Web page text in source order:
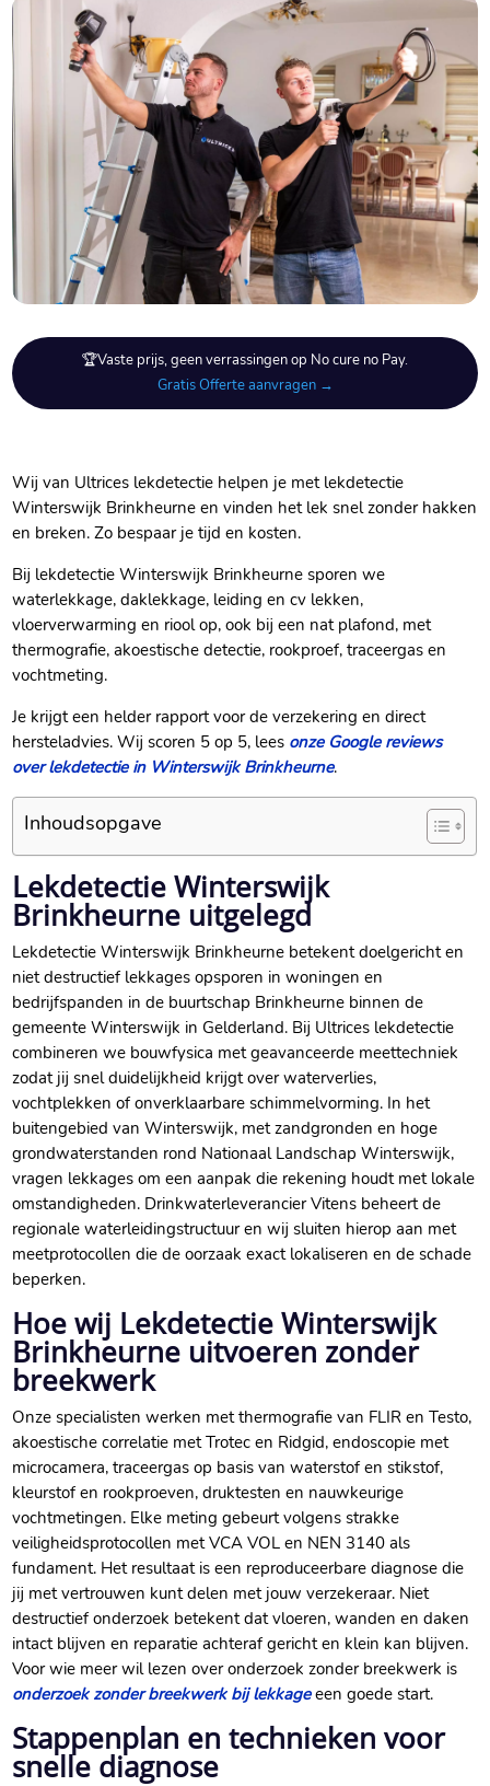
🏆Vaste prijs, geen verrassingen op No cure no Pay.
Gratis Offerte aanvragen →
Wij van Ultrices lekdetectie helpen je met lekdetectie
Winterswijk Brinkheurne en vinden het lek snel zonder hakken
en breken.​ Zo bespaar je tijd en kosten.​
Bij lekdetectie Winterswijk Brinkheurne sporen we
waterlekkage, daklekkage, leiding en cv lekken,
vloerverwarming en riool op, ook bij een nat plafond, met
thermografie, akoestische detectie, rookproef, traceergas en
vochtmeting.​
Je krijgt een helder rapport voor de verzekering en direct
hersteladvies.​ Wij scoren 5 op 5, lees onze Google reviews
over lekdetectie in Winterswijk Brinkheurne.​
Inhoudsopgave
Lekdetectie Winterswijk
Brinkheurne uitgelegd
Lekdetectie Winterswijk Brinkheurne betekent doelgericht en
niet destructief lekkages opsporen in woningen en
bedrijfspanden in de buurtschap Brinkheurne binnen de
gemeente Winterswijk in Gelderland.​ Bij Ultrices lekdetectie
combineren we bouwfysica met geavanceerde meettechniek
zodat jij snel duidelijkheid krijgt over waterverlies,
vochtplekken of onverklaarbare schimmelvorming.​ In het
buitengebied van Winterswijk, met zandgronden en hoge
grondwaterstanden rond Nationaal Landschap Winterswijk,
vragen lekkages om een aanpak die rekening houdt met lokale
omstandigheden.​ Drinkwaterleverancier Vitens beheert de
regionale waterleidingstructuur en wij sluiten hierop aan met
meetprotocollen die de oorzaak exact lokaliseren en de schade
beperken.​
Hoe wij Lekdetectie Winterswijk
Brinkheurne uitvoeren zonder
breekwerk
Onze specialisten werken met thermografie van FLIR en Testo,
akoestische correlatie met Trotec en Ridgid, endoscopie met
microcamera, traceergas op basis van waterstof en stikstof,
kleurstof en rookproeven, druktesten en nauwkeurige
vochtmetingen.​ Elke meting gebeurt volgens strakke
veiligheidsprotocollen met VCA VOL en NEN 3140 als
fundament.​ Het resultaat is een reproduceerbare diagnose die
jij met vertrouwen kunt delen met jouw verzekeraar.​ Niet
destructief onderzoek betekent dat vloeren, wanden en daken
intact blijven en reparatie achteraf gericht en klein kan blijven.​
Voor wie meer wil lezen over onderzoek zonder breekwerk is
onderzoek zonder breekwerk bij lekkageeen goede start.​
Stappenplan en technieken voor
snelle diagnose